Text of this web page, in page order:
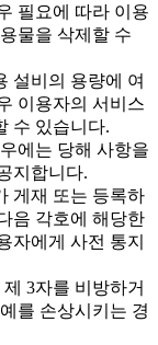
필요에 따라 이용
물을 삭제할 수
설비의 용량에 여
이용자의 서비스
수 있습니다.
에는 당해 사항을
지합니다.
게재 또는 등록하
음 각호에 해당한
자에게 사전 통지
3자를 비방하거
를 손상시키는 경